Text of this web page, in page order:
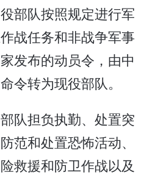
部队按照规定进行军
战任务和非战争军事
发布的动员令，由中
令转为现役部队。
队担负执勤、处置突
范和处置恐怖活动、
救援和防卫作战以及